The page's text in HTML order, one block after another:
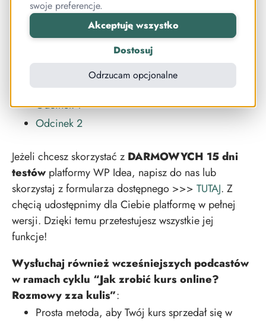
YouTube
Apple Podcasts
Podcast Oli o tym, jak tworzyła swoje kursy:
Odcinek 1
Odcinek 2
Jeżeli chcesz skorzystać z DARMOWYCH 15 dni
testów platformy WP Idea, napisz do nas lub
skorzystaj z formularza dostępnego >>> TUTAJ. Z
chęcią udostępnimy dla Ciebie platformę w pełnej
wersji. Dzięki temu przetestujesz wszystkie jej
funkcje!
Wysłuchaj również wcześniejszych podcastów
w ramach cyklu “Jak zrobić kurs online?
Rozmowy zza kulis”:
Prosta metoda, aby Twój kurs sprzedał się w
swoje preferencje.
Akceptuję wszystko
Dostosuj
Odrzucam opcjonalne